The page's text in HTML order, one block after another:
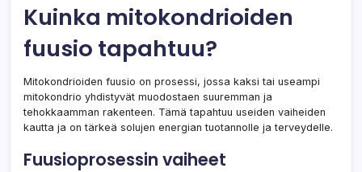
Kuinka mitokondrioiden
fuusio tapahtuu?
Mitokondrioiden fuusio on prosessi, jossa kaksi tai useampi
mitokondrio yhdistyvät muodostaen suuremman ja
tehokkaamman rakenteen. Tämä tapahtuu useiden vaiheiden
kautta ja on tärkeä solujen energian tuotannolle ja terveydelle.
Fuusioprosessin vaiheet